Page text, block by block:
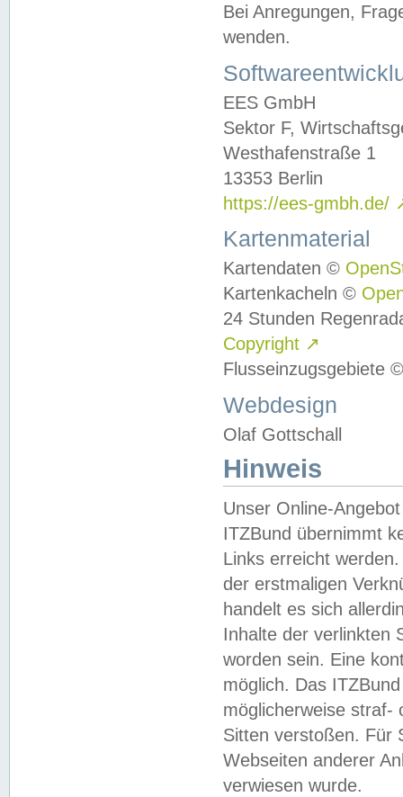
Bei Anregungen,
wenden.
EES GmbH
Sektor F,
Westhafenstraße 1
13353 Berlin
https://ees-gmbh.de/
Kartenmaterial
Kartendaten ©
Kartenkacheln ©
24 Stunden
Copyright ↗
Flusseinzugsgebiete
Webdesign
Olaf Gottschall
Hinweis
Unser Online-
ITZBund übernimmt
Links erreicht
der erstmaligen
handelt es sich
Inhalte der verlinkten
worden sein. Eine
möglich. Das
möglicherweise straf-
Sitten verstoßen. Für
Webseiten anderer
verwiesen wurde.